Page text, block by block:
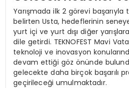
Yarışmada ilk 2 görevi başarıyla
belirten Usta, hedeflerinin
yurt içi ve yurt dışı diğer
dile getirdi. TEKNOFEST Mavi
teknoloji ve inovasyon
devam ettiği göz önünde
gelecekte daha birçok başarılı
geçirileceği umulmaktadır.